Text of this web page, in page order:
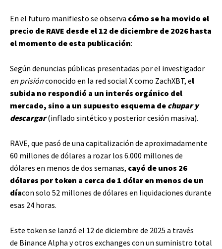
En el futuro manifiesto se observa cómo se ha movido el
precio de RAVE desde el 12 de diciembre de 2026 hasta
el momento de esta publicación:
Según denuncias públicas presentadas por el investigador
en prisiónconocido en la red social X como ZachXBT, el
subida no respondió a un interés orgánico del
mercado, sino a un supuesto esquema de chupar y
descargar (inflado sintético y posterior cesión masiva).
RAVE, que pasó de una capitalización de aproximadamente
60 millones de dólares a rozar los 6.000 millones de
dólares en menos de dos semanas, cayó de unos 26
dólares por token a cerca de 1 dólar en menos de un
díacon solo 52 millones de dólares en liquidaciones durante
esas 24 horas.
Este token se lanzó el 12 de diciembre de 2025 a través
de Binance Alpha y otros exchanges con un suministro total